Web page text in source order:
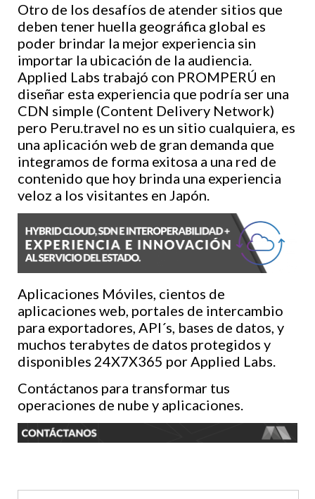
Otro de los desafíos de atender sitios que
deben tener huella geográfica global es
poder brindar la mejor experiencia sin
importar la ubicación de la audiencia.
Applied Labs trabajó con PROMPERÚ en
diseñar esta experiencia que podría ser una
CDN simple (Content Delivery Network)
pero Peru.travel no es un sitio cualquiera, es
una aplicación web de gran demanda que
integramos de forma exitosa a una red de
contenido que hoy brinda una experiencia
veloz a los visitantes en Japón.
Aplicaciones Móviles, cientos de
aplicaciones web, portales de intercambio
para exportadores, API´s, bases de datos, y
muchos terabytes de datos protegidos y
disponibles 24X7X365 por Applied Labs.
Contáctanos para transformar tus
operaciones de nube y aplicaciones.